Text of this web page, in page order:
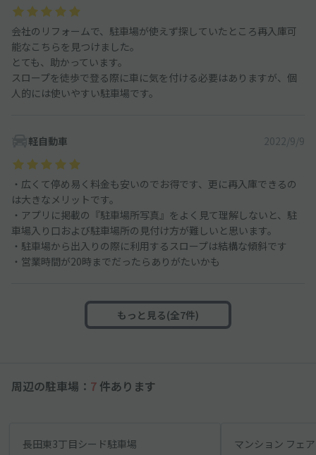
会社のリフォームで、駐車場が使えず探していたところ再入庫可
能なこちらを見つけました。
とても、助かっています。
スロープを徒歩で登る際に車に気を付ける必要はありますが、個
人的には使いやすい駐車場です。
軽自動車 2022/9/9
・広くて停め易く料金も安いのでお得です、更に再入庫できるの
は大きなメリットです。
・アプリに掲載の『駐車場所写真』をよく見て理解しないと、駐
車場入り口および駐車場所の見付け方が難しいと思います。
・駐車場から出入りの際に利用するスロープは結構な傾斜です
・営業時間が20時までだったらありがたいかも
もっと見る(全7件)
周辺の駐車場： 7 件あります
長田東3丁目シード駐車場
マンション フェ